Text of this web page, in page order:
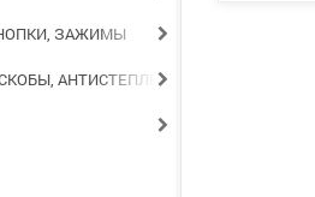
ЗАЖИМЫ
АНТИСТЕПЛЕРЫ